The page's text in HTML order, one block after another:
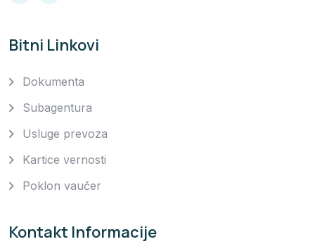
Bitni Linkovi
Dokumenta
Subagentura
Usluge prevoza
Kartice vernosti
Poklon vaučer
Kontakt Informacije